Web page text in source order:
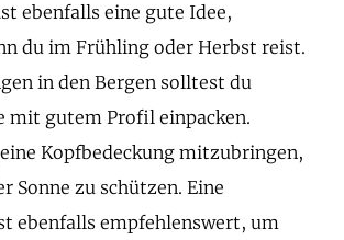
ebenfalls eine gute Idee,
du im Frühling oder Herbst reist.
in den Bergen solltest du
mit gutem Profil einpacken.
Kopfbedeckung mitzubringen,
Sonne zu schützen. Eine
ebenfalls empfehlenswert, um